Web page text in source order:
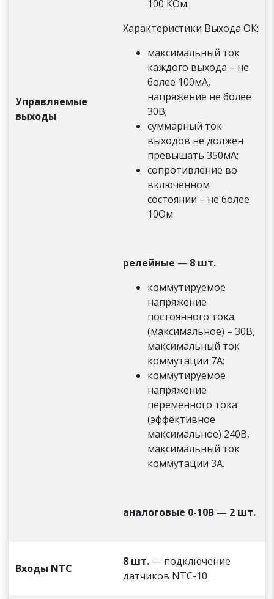
Управляемые
выходы
100 КОм.
Характеристики Выхода ОК:
максимальный ток
каждого выхода – не
более 100мА,
напряжение не более
30В;
суммарный ток
выходов не должен
превышать 350мА;
сопротивление во
включенном
состоянии – не более
10Ом
релейные — 8 шт.
коммутируемое
напряжение
постоянного тока
(максимальное) – 30В,
максимальный ток
коммутации 7А;
коммутируемое
напряжение
переменного тока
(эффективное
максимальное) 240В,
максимальный ток
коммутации 3А.
аналоговые 0-10В — 2 шт.
Входы NTC
8 шт. — подключение
датчиков NTC-10